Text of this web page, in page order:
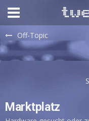
Off-Topic
Marktplatz